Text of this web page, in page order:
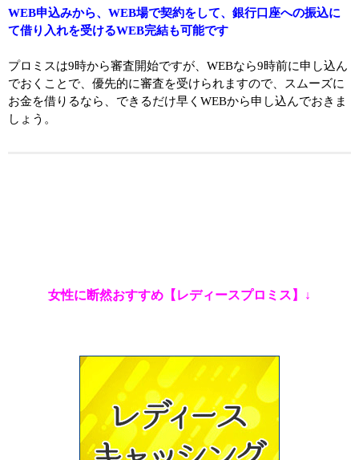
WEB申込みから、WEB場で契約をして、銀行口座への振込に
て借り入れを受けるWEB完結も可能です
プロミスは9時から審査開始ですが、WEBなら9時前に申し込ん
でおくことで、優先的に審査を受けられますので、スムーズに
お金を借りるなら、できるだけ早くWEBから申し込んでおきま
しょう。
女性に断然おすすめ【レディースプロミス】↓